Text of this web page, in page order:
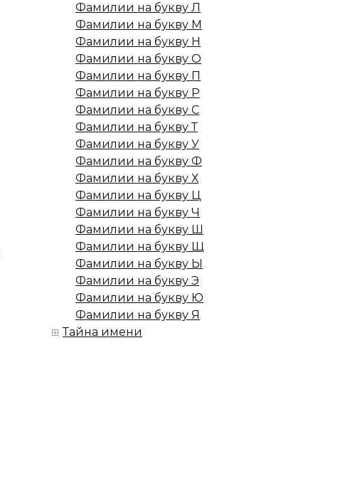
Фамилии на букву Л
Фамилии на букву М
Фамилии на букву Н
Фамилии на букву О
Фамилии на букву П
Фамилии на букву Р
Фамилии на букву С
Фамилии на букву Т
Фамилии на букву У
Фамилии на букву Ф
Фамилии на букву Х
Фамилии на букву Ц
Фамилии на букву Ч
Фамилии на букву Ш
Фамилии на букву Щ
Фамилии на букву Ы
Фамилии на букву Э
Фамилии на букву Ю
Фамилии на букву Я
Тайна имени